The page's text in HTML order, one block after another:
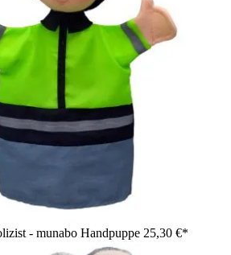
- munabo Handpuppe 25,30 €*